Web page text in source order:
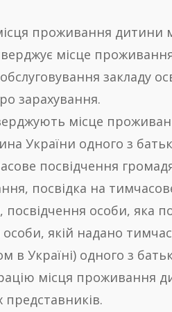
проживання дитини
місце
закладу
зарахування.
місце
України одного з
посвідчення
посвідка на
посвідчення особи, яка
особи, якій надано
в Україні) одного з
місця проживання
представників.